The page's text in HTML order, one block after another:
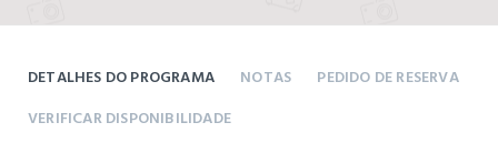
DETALHES DO PROGRAMA NOTAS
PEDIDO DE RESERVA
VERIFICAR DISPONIBILIDADE